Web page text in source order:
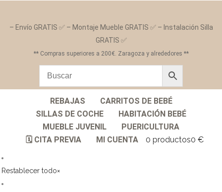
– Envío GRATIS ✅ – Montaje Mueble GRATIS ✅ – Instalación Silla
GRATIS ✅
** Compras superiores a 200€. Zaragoza y alrededores **
REBAJAS
CARRITOS DE BEBÉ
SILLAS DE COCHE
HABITACIÓN BEBÉ
MUEBLE JUVENIL
PUERICULTURA
🗓️ CITA PREVIA
MI CUENTA 0 productos0 €
Restablecer todo×